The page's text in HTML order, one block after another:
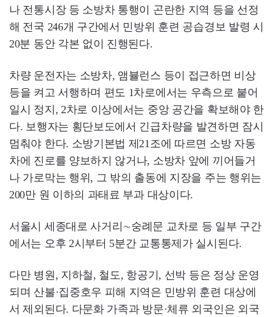
나 전통시장 등 소방차 통행이 곤란한 지역 등을 선정
해 전국 246개 구간에서 민방위 훈련 공습경보 발령 시
20분 동안 각본 없이 진행된다.
차량 운전자는 소방차, 앰뷸런스 등이 접근하면 비상
등을 켜고 서행하며 편도 1차로에서는 우측으로 붙어
일시 정지, 2차로 이상에서는 중앙 공간을 확보해야 한
다. 보행자는 횡단보도에서 긴급차량을 발견하면 잠시
멈춰야 한다. 소방기본법 제21조에 따르면 소방 자동
차에 진로를 양보하지 않거나, 소방차 앞에 끼어들거
나 가로막는 행위, 그 밖의 출동에 지장을 주는 행위는
200만 원 이하의 과태료 부과 대상이다.
서울시 세종대로 사거리∼숭례문 교차로 등 일부 구간
에서는 오후 2시부터 5분간 교통통제가 실시된다.
다만 병원, 지하철, 철도, 항공기, 선박 등은 정상 운영
되며 산불·집중호우 피해 지역은 민방위 훈련 대상에
서 제외된다. 다문화 가족과 방문·체류 외국인은 외국